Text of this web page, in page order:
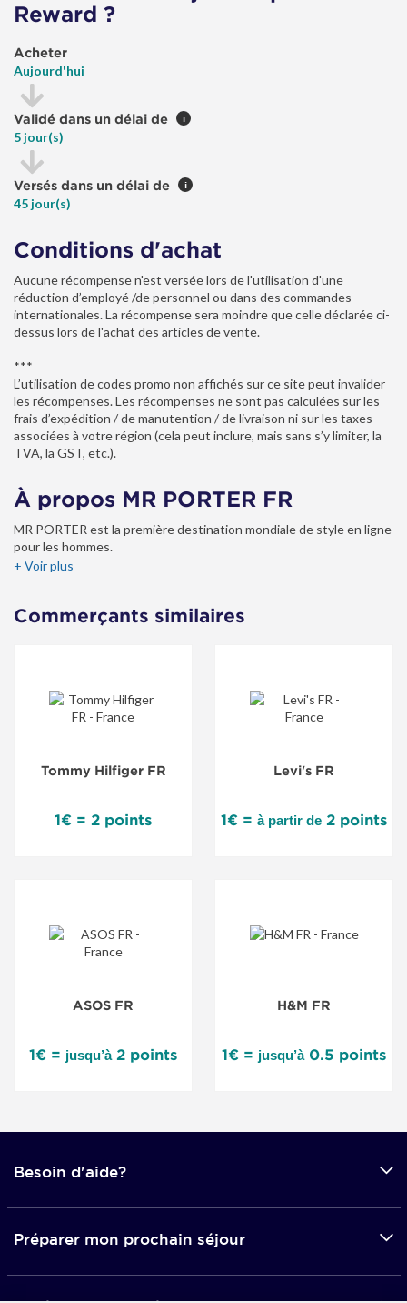
Reward ?
Acheter
Aujourd'hui
Validé dans un délai de i
5 jour(s)
Versés dans un délai de i
45 jour(s)
Conditions d'achat
Aucune récompense n'est versée lors de l'utilisation d'une
réduction d’employé /de personnel ou dans des commandes
internationales. La récompense sera moindre que celle déclarée ci-
dessus lors de l'achat des articles de vente.
***
L’utilisation de codes promo non affichés sur ce site peut invalider
les récompenses. Les récompenses ne sont pas calculées sur les
frais d’expédition / de manutention / de livraison ni sur les taxes
associées à votre région (cela peut inclure, mais sans s’y limiter, la
TVA, la GST, etc.).
À propos MR PORTER FR
MR PORTER est la première destination mondiale de style en ligne
pour les hommes.
MR PORTER combine une sélection étroitement éditée des
style et life-style.
+ Voir plus
Commerçants similaires
Tommy Hilfiger FR
1€ = 2 points
Levi's FR
1€ = à partir de 2 points
ASOS FR
1€ = jusqu’à2 points
H&M FR
1€ = jusqu’à0.5 points
Besoin d'aide?
Préparer mon prochain séjour